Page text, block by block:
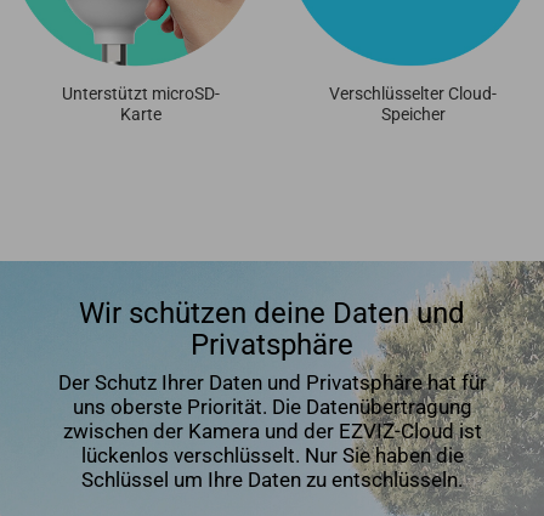
Unterstützt microSD-
Karte
Verschlüsselter Cloud-
Speicher
Wir schützen deine Daten und
Privatsphäre
Der Schutz Ihrer Daten und Privatsphäre hat für
uns oberste Priorität. Die Datenübertragung
zwischen der Kamera und der EZVIZ-Cloud ist
lückenlos verschlüsselt. Nur Sie haben die
Schlüssel um Ihre Daten zu entschlüsseln.